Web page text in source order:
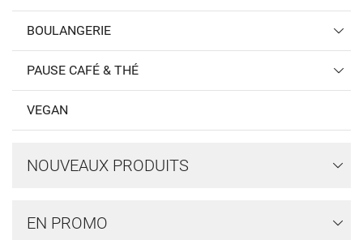
BOULANGERIE
PAUSE CAFÉ & THÉ
VEGAN
NOUVEAUX PRODUITS
EN PROMO